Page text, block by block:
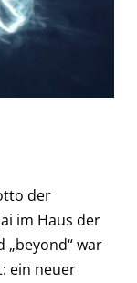
der
im Haus der
war
ein neuer